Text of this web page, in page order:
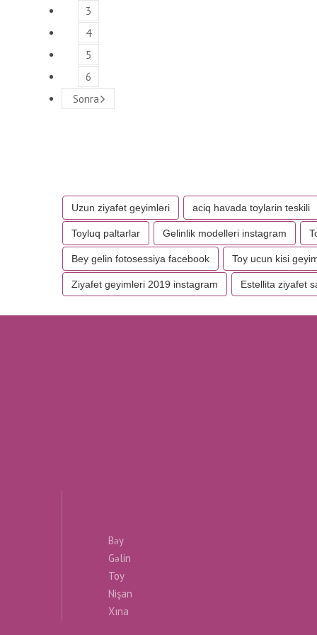
3
4
5
6
Sonra
Uzun ziyafət geyimləri aciq havada toylarin teskili
Toyluq paltarlar Gelinlik modelleri instagram
Bey gelin fotosessiya facebook Toy ucun kisi
Ziyafet geyimleri 2019 instagram Estellita ziyafet
Bəy
Gəlin
Toy
Nişan
Xına